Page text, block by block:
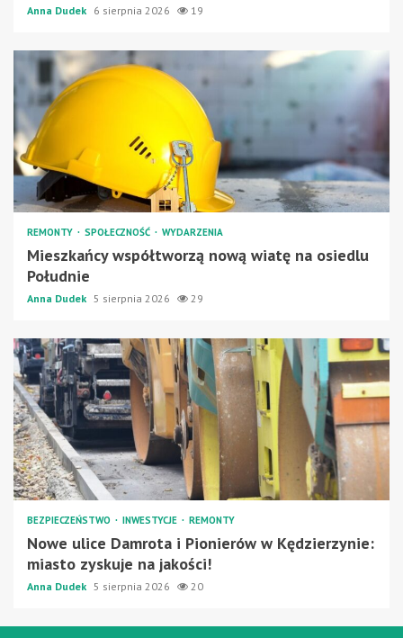
Anna Dudek 6 sierpnia 2026 19
REMONTY SPOŁECZNOŚĆ WYDARZENIA
Mieszkańcy współtworzą nową wiatę na osiedlu
Południe
Anna Dudek 5 sierpnia 2026 29
BEZPIECZEŃSTWO INWESTYCJE REMONTY
Nowe ulice Damrota i Pionierów w Kędzierzynie:
miasto zyskuje na jakości!
Anna Dudek 5 sierpnia 2026 20